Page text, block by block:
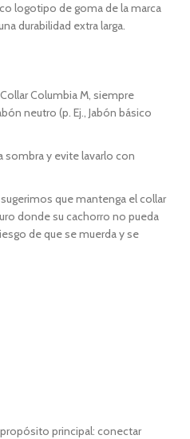
logotipo de goma de la marca
durabilidad extra larga.
Columbia M, siempre
neutro (p. Ej., Jabón básico
sombra y evite lavarlo con
que mantenga el collar
donde su cachorro no pueda
de que se muerda y se
principal: conectar